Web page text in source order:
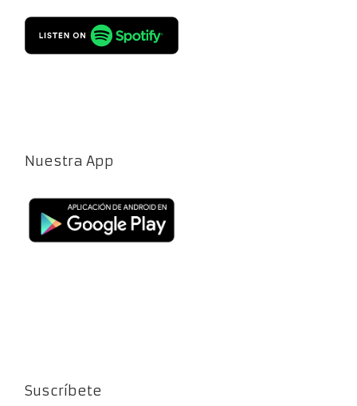
Nuestra App
Suscríbete